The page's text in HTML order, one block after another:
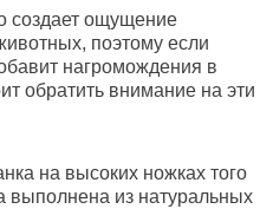
создает ощущение
поэтому если
нагромождения в
обратить внимание на эти
на высоких ножках того
выполнена из натуральных